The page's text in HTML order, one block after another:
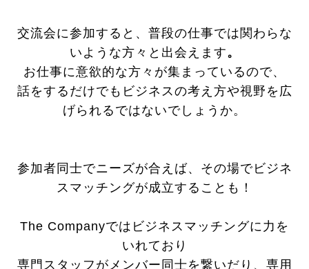
交流会に参加すると、普段の仕事では関わらな
いような方々と出会えます。
お仕事に意欲的な方々が集まっているので、
話をするだけでもビジネスの考え方や視野を広
げられるではないでしょうか。
参加者同士でニーズが合えば、その場でビジネ
スマッチングが成立することも！
The Companyではビジネスマッチングに力を
いれており
専門スタッフがメンバー同士を繋いだり、専用